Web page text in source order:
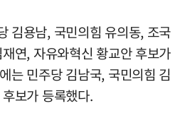
김용남, 국민의힘 유의동, 조국
연, 자유와혁신 황교안 후보가
는 민주당 김남국, 국민의힘 김
보가 등록했다.